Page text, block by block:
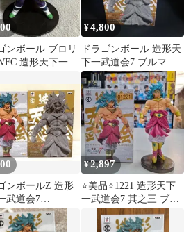
ンボール ブロリ
造形天下一武
¥4,800
ドラゴンボール 造形天
下一武道会7 ブルマ フ
ィギュア ブロリーセ
ット
ンボールZ 造形
武道会7
BIG ブロリー
¥ 2,897
⭐美品⭐1221 造形天下
一武道会7 其之三 ブロ